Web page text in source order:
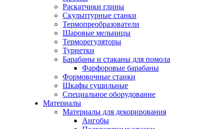
Раскатчики глины
Скульптурные станки
Термопреобразователи
Шаровые мельницы
Терморегуляторы
Турнетки
Барабаны и стаканы для помола
Фарфоровые барабаны
Формовочные станки
Шкафы сушильные
Специальное оборудование
Материалы
Материалы для декорирования
Ангобы